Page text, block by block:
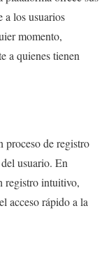
a los usuarios
momento,
a quienes tienen
proceso de registro
usuario. En
registro intuitivo,
acceso rápido a la